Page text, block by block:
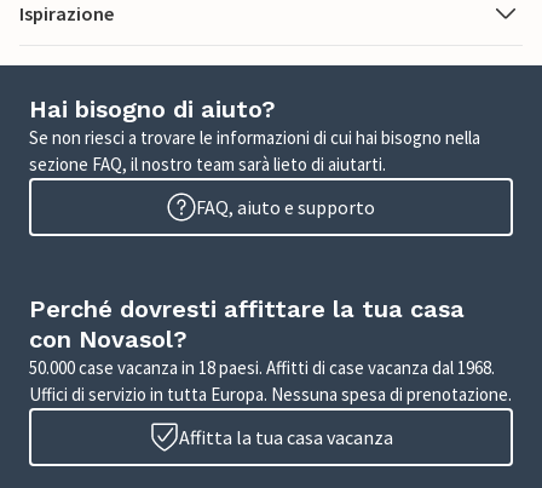
Ispirazione
Hai bisogno di aiuto?
Se non riesci a trovare le informazioni di cui hai bisogno nella
sezione FAQ, il nostro team sarà lieto di aiutarti.
FAQ, aiuto e supporto
Perché dovresti affittare la tua casa
con Novasol?
50.000 case vacanza in 18 paesi. Affitti di case vacanza dal 1968.
Uffici di servizio in tutta Europa. Nessuna spesa di prenotazione.
Affitta la tua casa vacanza